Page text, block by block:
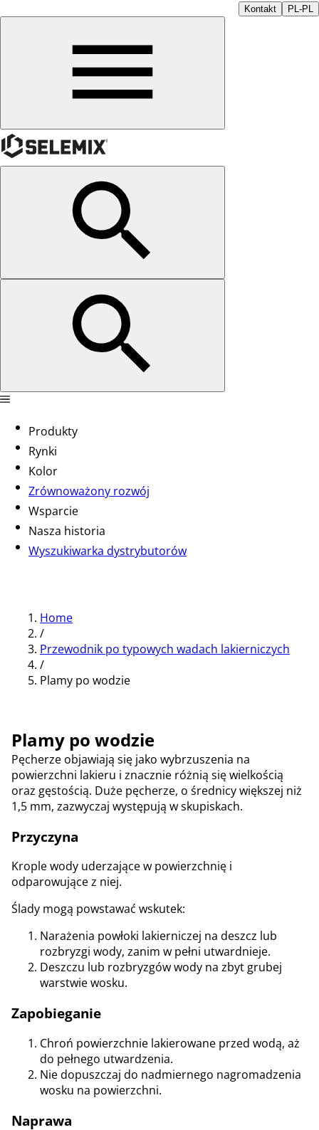
Kontakt PL-PL
Produkty
Rynki
Kolor
Zrównoważony rozwój
Wsparcie
Nasza historia
Wyszukiwarka dystrybutorów
Home
/
Przewodnik po typowych wadach lakierniczych
/
Plamy po wodzie
Plamy po wodzie
Pęcherze objawiają się jako wybrzuszenia na
powierzchni lakieru i znacznie różnią się wielkością
oraz gęstością. Duże pęcherze, o średnicy większej niż
1,5 mm, zazwyczaj występują w skupiskach.
Przyczyna
Krople wody uderzające w powierzchnię i
odparowujące z niej.
Ślady mogą powstawać wskutek:
Narażenia powłoki lakierniczej na deszcz lub
rozbryzgi wody, zanim w pełni utwardnieje.
Deszczu lub rozbryzgów wody na zbyt grubej
warstwie wosku.
Zapobieganie
Chroń powierzchnie lakierowane przed wodą, aż
do pełnego utwardzenia.
Nie dopuszczaj do nadmiernego nagromadzenia
wosku na powierzchni.
Naprawa